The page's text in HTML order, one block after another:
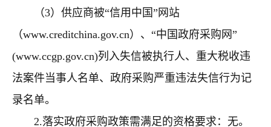
（3）供应商被“信用中国”网站
（www.creditchina.gov.cn）、“中国政府采购网”
(www.ccgp.gov.cn)列入失信被执行人、重大税收违
法案件当事人名单、政府采购严重违法失信行为记
录名单。
2.落实政府采购政策需满足的资格要求：无。